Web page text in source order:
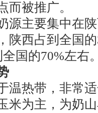
而被推广。
主要集中在陕
陕西占到全国
国的70%左右
热带，非常适
米为主，为奶